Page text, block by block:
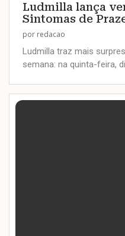
Ludmilla lança
Sintomas de
por redacao
Ludmilla traz mais
semana: na quinta-feira,